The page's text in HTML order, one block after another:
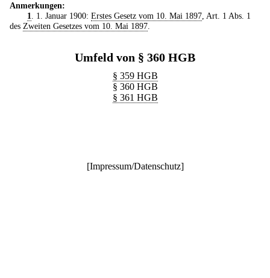
Anmerkungen:
1
. 1. Januar 1900: Erstes Gesetz vom 10. Mai 1897, Art. 1 Abs. 1
des Zweiten Gesetzes vom 10. Mai 1897
Umfeld von § 360 HGB
§ 359 HGB
§ 360 HGB
§ 361 HGB
[Impressum/Datenschutz]